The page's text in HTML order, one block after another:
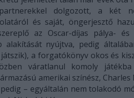
dolgozott, a két
és saját, öngerjesztő
az Oscar-díjas pálya- és
alakítását nyújtva, pedig
a forgatókönyv okos és
váratlanul komoly
amerikai színész,
– egyáltalán nem tolakodó